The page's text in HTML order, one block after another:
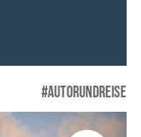
#AUTORUNDREISE